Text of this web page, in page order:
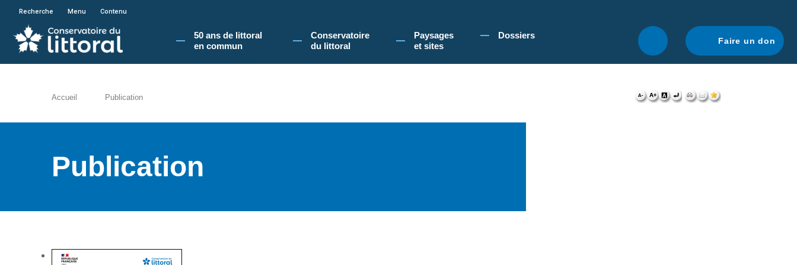
En poursuivant votre navigation sur le site du Conservatoire du littoral, vous acceptez l'utilisation de cookies pour vous proposer une navigation optimale.
Recherche Menu Contenu
50 ans de littoral
en commun​
Conservatoire
du littoral
Paysages
et sites
Dossiers
Faire un don
Accueil Publication
Publication